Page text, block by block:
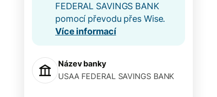
FEDERAL SAVINGS BANK
pomocí převodu přes Wise.
Více informací
Název banky
USAA FEDERAL SAVINGS BANK